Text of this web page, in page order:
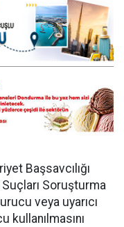
Başsavcılığı
Soruşturma
veya uyarıcı